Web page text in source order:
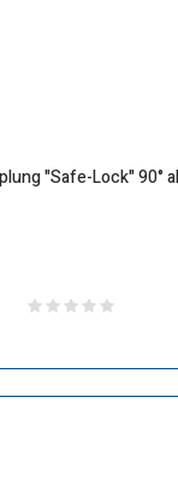
"Safe-Lock" 90°